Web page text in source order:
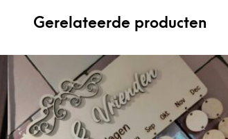
Gerelateerde producten